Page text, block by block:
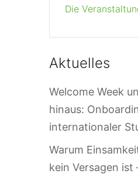
Die
Aktuelles
Welcome Week
hinaus:
internationaler
Warum
kein Versagen ist